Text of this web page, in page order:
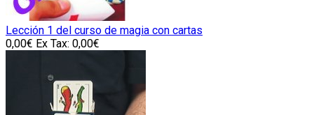
Lección 1 del curso de magia con cartas
0,00€ Ex Tax: 0,00€